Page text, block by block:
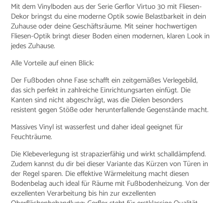
Mit dem Vinylboden aus der Serie Gerflor Virtuo 30 mit Fliesen-
Dekor bringst du eine moderne Optik sowie Belastbarkeit in dein
Zuhause oder deine Geschäftsräume. Mit seiner hochwertigen
Fliesen-Optik bringt dieser Boden einen modernen, klaren Look in
jedes Zuhause.
Alle Vorteile auf einen Blick:
Der Fußboden ohne Fase schafft ein zeitgemäßes Verlegebild,
das sich perfekt in zahlreiche Einrichtungsarten einfügt. Die
Kanten sind nicht abgeschrägt, was die Dielen besonders
resistent gegen Stöße oder herunterfallende Gegenstände macht.
Massives Vinyl ist wasserfest und daher ideal geeignet für
Feuchträume.
Die Klebeverlegung ist strapazierfähig und wirkt schalldämpfend.
Zudem kannst du dir bei dieser Variante das Kürzen von Türen in
der Regel sparen. Die effektive Wärmeleitung macht diesen
Bodenbelag auch ideal für Räume mit Fußbodenheizung. Von der
exzellenten Verarbeitung bis hin zur exzellenten